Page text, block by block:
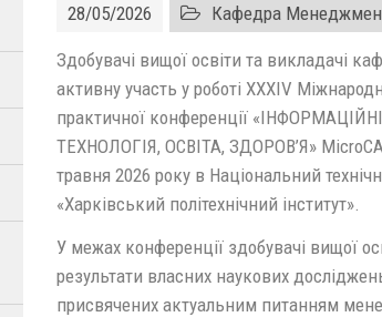
28/05/2026 Кафедра
Здобувачі вищої освіти та викладачі
активну участь у роботі ХХХІV
практичної конференції
ТЕХНОЛОГІЯ, ОСВІТА, ЗДОРОВ’Я»
травня 2026 року в Національний
«Харківський політехнічний інститут».
У межах конференції здобувачі вищої
результати власних наукових
присвячених актуальним питанням